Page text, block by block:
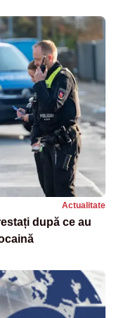
Actualitate
după ce au